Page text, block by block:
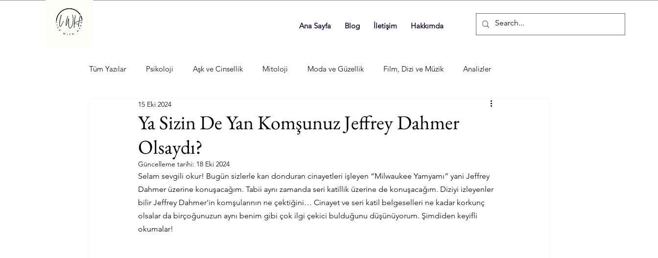
Ana Sayfa Blog İletişim Hakkımda
Tüm Yazılar Psikoloji Aşk ve Cinsellik Mitoloji Moda ve Güzellik Film, Dizi ve Müzik Analizler
Ya Sizin De Yan Komşunuz Jeffrey Dahmer
Olsaydı?
15 Eki 2024
Güncelleme tarihi: 18 Eki 2024
Selam sevgili okur! Bugün sizlerle kan donduran cinayetleri işleyen “Milwaukee Yamyamı” yani Jeffrey
Dahmer üzerine konuşacağım. Tabii aynı zamanda seri katillik üzerine de konuşacağım. Diziyi izleyenler
bilir Jeffrey Dahmer'in komşularının ne çektiğini… Cinayet ve seri katil belgeselleri ne kadar korkunç
olsalar da birçoğunuzun aynı benim gibi çok ilgi çekici bulduğunu düşünüyorum. Şimdiden keyifli
okumalar!